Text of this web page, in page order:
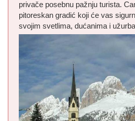
privače posebnu pažnju turista.
pitoreskan gradić koji će vas
svojim svetlima, dućanima i